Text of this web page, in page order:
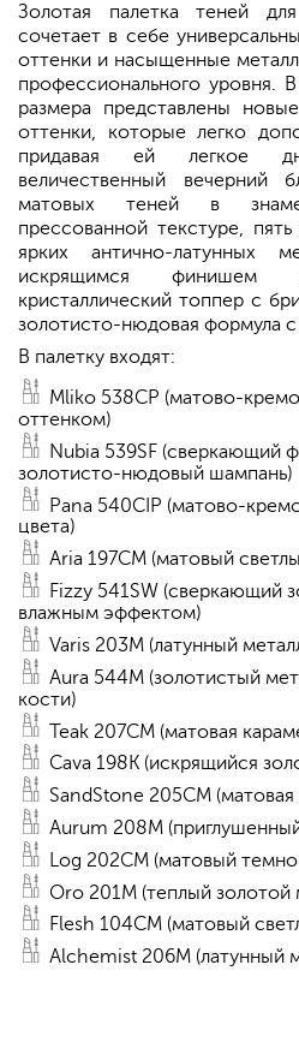
Золотая палетка теней
сочетает в себе
оттенки и насыщенные
профессионального уровня.
размера представлены
оттенки, которые легко
придавая ей легкое
величественный вечерний
матовых теней в
прессованной текстуре,
ярких антично-латунных
искрящимся финишем
кристаллический топпер с
золотисто-нюдовая формула
В палетку входят:
Mliko 538CP (матово-
оттенком)
Nubia 539SF (сверкающий
золотисто-нюдовый шампань)
Pana 540CIP (матово-
цвета)
Aria 197CM (матовый
Fizzy 541SW (сверкающий
влажным эффектом)
Varis 203M (латунный
Aura 544M (золотистый
кости)
Teak 207CM (матовая
Cava 198K (искрящийся
SandStone 205CM (матовая
Aurum 208M
Log 202CM (матовый
Oro 201M (теплый золотой
Flesh 104CM (матовый
Alchemist 206M (латунный